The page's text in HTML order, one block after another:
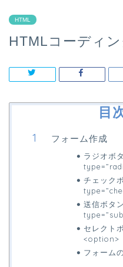
HTML
HTMLコーディ
目
フォーム作成
ラジオボ
チェック
送信ボタ
セレクト
<option>
フォーム